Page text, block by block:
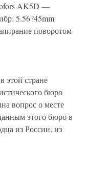
AK5D —
5.56?45mm
поворотом
стране
бюро
вопрос о месте
этого бюро в
из России, из